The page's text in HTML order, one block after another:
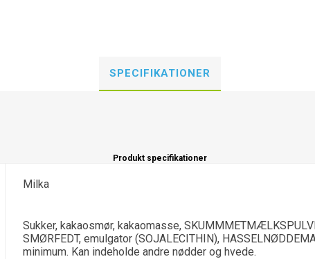
SPECIFIKATIONER
Produkt specifikationer
Milka
Sukker, kakaosmør, kakaomasse,
SMØRFEDT, emulgator (SOJALECITHIN),
minimum. Kan indeholde andre nødder og hvede.